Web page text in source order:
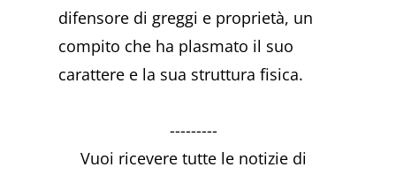
difensore di greggi e proprietà, un
compito che ha plasmato il suo
carattere e la sua struttura fisica.
---------
Vuoi ricevere tutte le notizie di